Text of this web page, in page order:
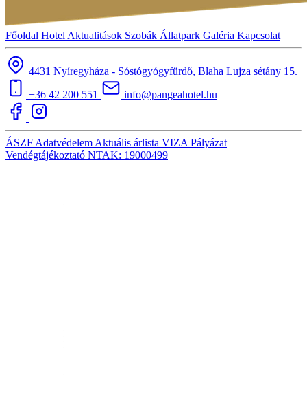
Főoldal Hotel Aktualitások Szobák Állatpark Galéria Kapcsolat
4431 Nyíregyháza - Sóstógyógyfürdő, Blaha Lujza sétány 15.
+36 42 200 551
info@pangeahotel.hu
ÁSZF Adatvédelem Aktuális árlista VIZA Pályázat
Vendégtájékoztató NTAK: 19000499